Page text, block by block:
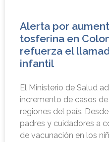
Alerta por
tosferina en
refuerza el
infantil
El Ministerio de Salud
incremento de casos
regiones del país.
padres y cuidadores a
de vacunación en los